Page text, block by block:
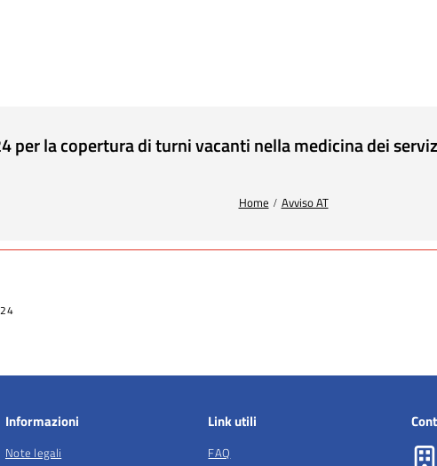
per la copertura di turni vacanti nella medicina dei
Home Avviso AT
Informazioni
Note legali
Link utili
FAQ